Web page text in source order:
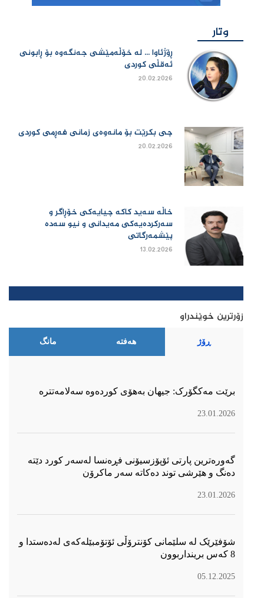
وتار
ڕۆژئاوا ... لە خۆڵەمێشی جەنگەوە بۆ ڕابونی
ئەقڵی کوردی
20.02.2026
چی بكرێت بۆ مانەوەی زمانی فەڕمی كوردی
20.02.2026
خاڵە سەید کاکە چیایەکی خۆڕاگر و
سەرکردەیەکی مەیدانی و نیو سەدە
پێشمەرگاتی
13.02.2026
زۆرترین خوێندراو
ڕۆژ هەفتە مانگ
برێت مەکگۆرک: جیهان بەهۆی کوردەوە سەلامەتترە
23.01.2026
گەورەترین پارتی ئۆپۆزسیۆنی فڕەنسا لەسەر كورد دێتە
دەنگ و هێرشی توند دەكاتە سەر ماكرۆن
23.01.2026
شۆفێرێک لە سلێمانی کۆنترۆڵی ئۆتۆمبێلەکەی لەدەستدا و
8 کەس برینداربوون
05.12.2025